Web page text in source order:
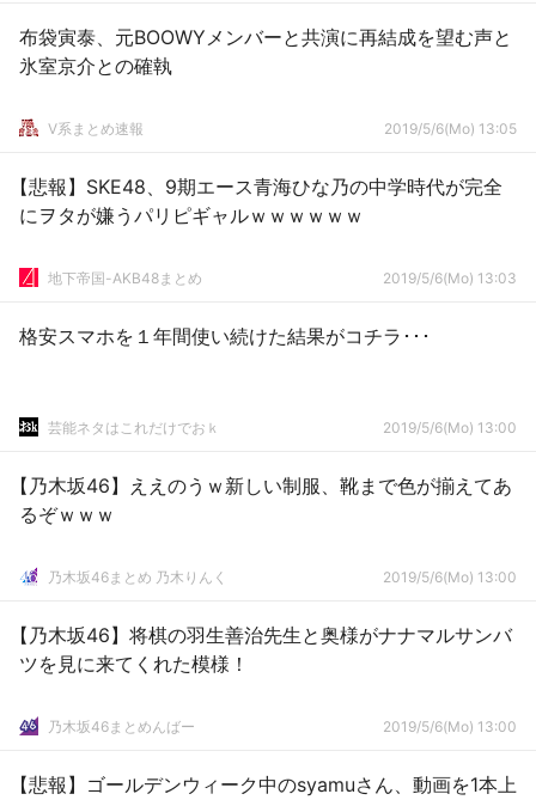
布袋寅泰、元BOOWYメンバーと共演に再結成を望む声と
氷室京介との確執
V系まとめ速報 2019/5/6(Mo) 13:05
【悲報】SKE48、9期エース青海ひな乃の中学時代が完全
にヲタが嫌うパリピギャルｗｗｗｗｗｗ
地下帝国-AKB48まとめ 2019/5/6(Mo) 13:03
格安スマホを１年間使い続けた結果がコチラ･･･
芸能ネタはこれだけでおｋ 2019/5/6(Mo) 13:00
【乃木坂46】ええのうｗ新しい制服、靴まで色が揃えてあ
るぞｗｗｗ
乃木坂46まとめ 乃木りんく 2019/5/6(Mo) 13:00
【乃木坂46】将棋の羽生善治先生と奥様がナナマルサンバ
ツを見に来てくれた模様！
乃木坂46まとめんばー 2019/5/6(Mo) 13:00
【悲報】ゴールデンウィーク中のsyamuさん、動画を1本上